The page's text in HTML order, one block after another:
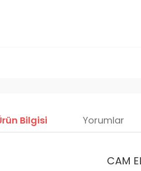
Bilgisi Yorumlar
CAM